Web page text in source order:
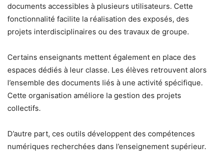
documents accessibles à plusieurs utilisateurs. Cette
fonctionnalité facilite la réalisation des exposés, des
projets interdisciplinaires ou des travaux de groupe.
Certains enseignants mettent également en place des
espaces dédiés à leur classe. Les élèves retrouvent alors
l’ensemble des documents liés à une activité spécifique.
Cette organisation améliore la gestion des projets
collectifs.
D’autre part, ces outils développent des compétences
numériques recherchées dans l’enseignement supérieur.